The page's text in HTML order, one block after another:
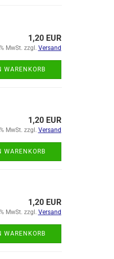
1,20 EUR
MwSt. zzgl. Versand
WARENKORB
1,20 EUR
MwSt. zzgl. Versand
WARENKORB
1,20 EUR
MwSt. zzgl. Versand
WARENKORB